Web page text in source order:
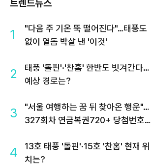
트렌드뉴스
1
"다음 주 기온 뚝 떨어진다"…태풍도
없이 열돔 박살 낸 '이것'
2
태풍 '돌핀'·'찬홈' 한반도 빗겨간다…
예상 경로는?
3
"서울 여행하는 꿈 뒤 찾아온 행운"…
327회차 연금복권720+ 당첨번호조
4
13호 태풍 '돌핀'·15호 '찬홈' 현재 위
치는?